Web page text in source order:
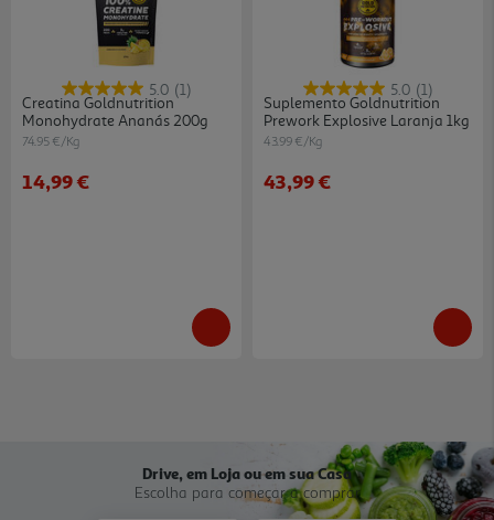
5.0 (1)
Creatina Goldnutrition
Monohydrate Ananás 200g
74.95 €/Kg
14,99 €
5.0 (1)
Suplemento Goldnutrition
Prework Explosive Laranja 1kg
43.99 €/Kg
43,99 €
Drive, em Loja ou em sua Casa
Escolha para começar a comprar